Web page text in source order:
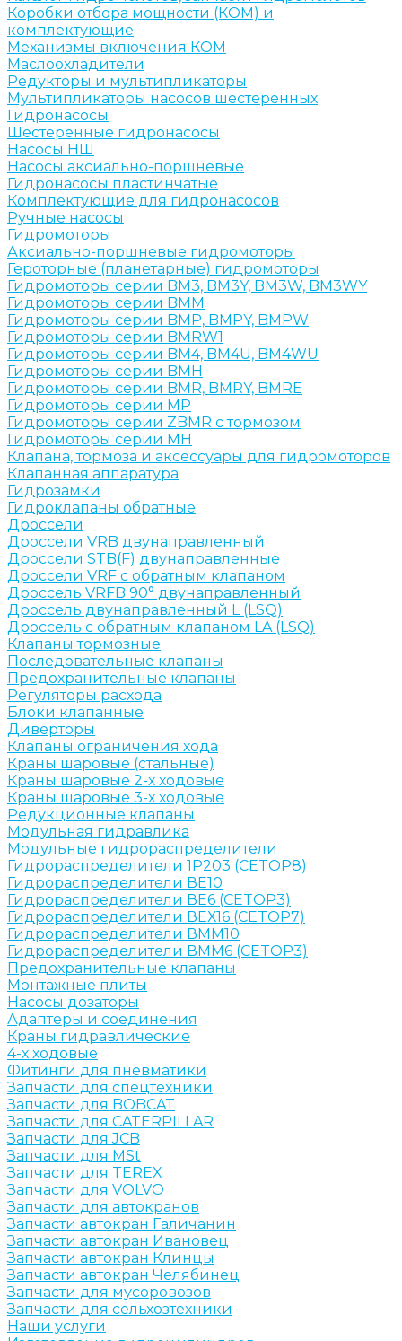
Коробки отбора мощности (КОМ) и
комплектующие
Механизмы включения КОМ
Маслоохладители
Редукторы и мультипликаторы
Мультипликаторы насосов шестеренных
Гидронасосы
Шестеренные гидронасосы
Насосы НШ
Насосы аксиально-поршневые
Гидронасосы пластинчатые
Комплектующие для гидронасосов
Ручные насосы
Гидромоторы
Аксиально-поршневые гидромоторы
Героторные (планетарные) гидромоторы
Гидромоторы серии BM3, BM3Y, BM3W, BM3WY
Гидромоторы серии BMM
Гидромоторы серии BMP, BMPY, BMPW
Гидромоторы серии BMRW1
Гидромоторы серии BМ4, BM4U, BМ4WU
Гидромоторы серии BМH
Гидромоторы серии BМR, BMRY, BМRE
Гидромоторы серии MP
Гидромоторы серии ZBMR с тормозом
Гидромоторы серии МH
Клапана, тормоза и аксессуары для гидромоторов
Клапанная аппаратура
Гидрозамки
Гидроклапаны обратные
Дроссели
Дроссели VRB двунаправленный
Дроссели STB(F) двунаправленные
Дроссели VRF с обратным клапаном
Дроссель VRFB 90° двунаправленный
Дроссель двунаправленный L (LSQ)
Дроссель с обратным клапаном LA (LSQ)
Клапаны тормозные
Последовательные клапаны
Предохранительные клапаны
Регуляторы расхода
Блоки клапанные
Диверторы
Клапаны ограничения хода
Краны шаровые (стальные)
Краны шаровые 2-х ходовые
Краны шаровые 3-х ходовые
Редукционные клапаны
Модульная гидравлика
Модульные гидрораспределители
Гидрораспределители 1Р203 (CETOP8)
Гидрораспределители ВЕ10
Гидрораспределители ВЕ6 (CETOP3)
Гидрораспределители ВЕХ16 (CETOP7)
Гидрораспределители ВММ10
Гидрораспределители ВММ6 (CETOP3)
Предохранительные клапаны
Монтажные плиты
Насосы дозаторы
Адаптеры и соединения
Краны гидравлические
4-х ходовые
Фитинги для пневматики
Запчасти для спецтехники
Запчасти для BOBCAT
Запчасти для CATERPILLAR
Запчасти для JCB
Запчасти для MSt
Запчасти для TEREX
Запчасти для VOLVO
Запчасти для автокранов
Запчасти автокран Галичанин
Запчасти автокран Ивановец
Запчасти автокран Клинцы
Запчасти автокран Челябинец
Запчасти для мусоровозов
Запчасти для сельхозтехники
Наши услуги